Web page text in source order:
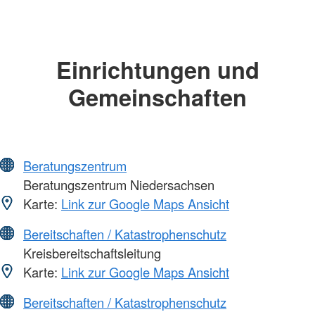
Einrichtungen und
Gemeinschaften
Beratungszentrum
Beratungszentrum Niedersachsen
Karte: Link zur Google Maps Ansicht
Bereitschaften / Katastrophenschutz
Kreisbereitschaftsleitung
Karte: Link zur Google Maps Ansicht
Bereitschaften / Katastrophenschutz